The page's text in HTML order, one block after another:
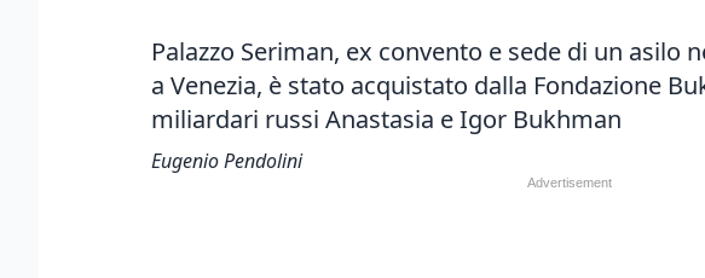
Palazzo Seriman, ex convento e sede di un asilo
a Venezia, è stato acquistato dalla Fondazione
miliardari russi Anastasia e Igor Bukhman
Eugenio Pendolini